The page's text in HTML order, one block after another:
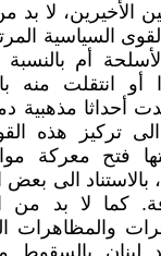
الأخيرين، لا بد
القوى السياسية
أم
أو انتقلت منه
أحداثا مذهبية
تركيز هذه
فتح معركة
الى بعض
كما لا بد من
والمظاهرات